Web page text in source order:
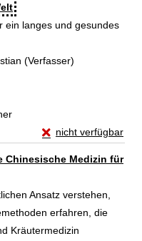
ein langes und gesundes
(Verfasser)
nicht verfügbar
Exemplar-Details
Chinesische Medizin für
Ansatz verstehen,
erfahren, die
Kräutermedizin